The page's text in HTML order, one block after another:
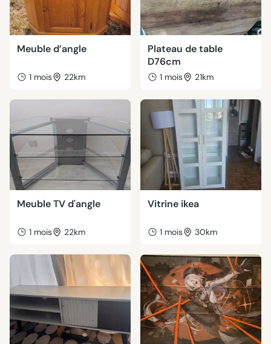
Meuble d’angle
1 mois 22km
Plateau de table
D76cm
1 mois 21km
Meuble TV d'angle
1 mois 22km
Vitrine ikea
1 mois 30km